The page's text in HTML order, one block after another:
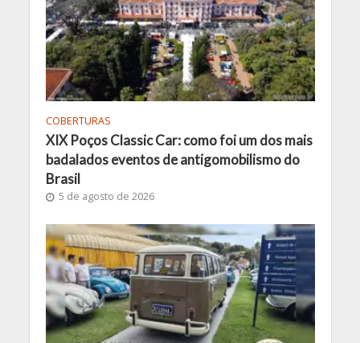
COBERTURAS
XIX Poços Classic Car: como foi um dos mais
badalados eventos de antigomobilismo do
Brasil
5 de agosto de 2026